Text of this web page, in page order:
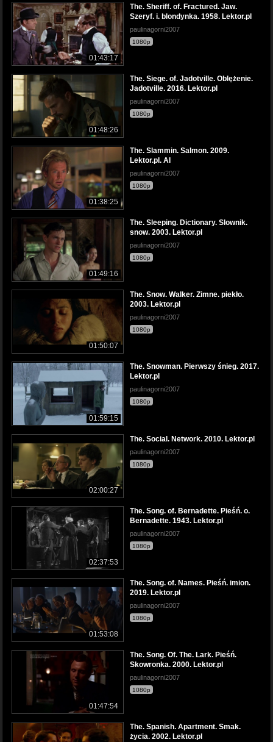
01:43:17
The. Sheriff. of. Fractured. Jaw.
Szeryf. i. blondynka. 1958. Lektor.pl
paulinagorni2007
1080p
01:48:26
The. Siege. of. Jadotville. Oblężenie.
Jadotville. 2016. Lektor.pl
paulinagorni2007
1080p
01:38:25
The. Slammin. Salmon. 2009.
Lektor.pl. AI
paulinagorni2007
1080p
01:49:16
The. Sleeping. Dictionary. Slownik.
snow. 2003. Lektor.pl
paulinagorni2007
1080p
01:50:07
The. Snow. Walker. Zimne. piekło.
2003. Lektor.pl
paulinagorni2007
1080p
01:59:15
The. Snowman. Pierwszy śnieg. 2017.
Lektor.pl
paulinagorni2007
1080p
02:00:27
The. Social. Network. 2010. Lektor.pl
paulinagorni2007
1080p
02:37:53
The. Song. of. Bernadette. Pieśń. o.
Bernadette. 1943. Lektor.pl
paulinagorni2007
1080p
01:53:08
The. Song. of. Names. Pieśń. imion.
2019. Lektor.pl
paulinagorni2007
1080p
01:47:54
The. Song. Of. The. Lark. Pieśń.
Skowronka. 2000. Lektor.pl
paulinagorni2007
1080p
The. Spanish. Apartment. Smak.
życia. 2002. Lektor.pl